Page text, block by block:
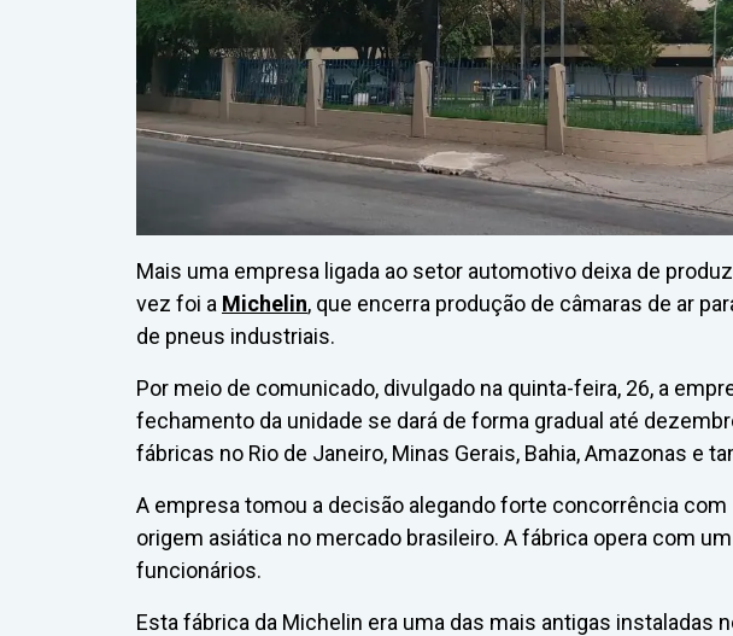
Mais uma empresa ligada ao setor automotivo deixa de
vez foi a Michelin, que encerra produção de câmaras de ar
de pneus industriais.
Por meio de comunicado, divulgado na quinta-feira, 26, a
fechamento da unidade se dará de forma gradual até
fábricas no Rio de Janeiro, Minas Gerais, Bahia, Amazonas e
A empresa tomou a decisão alegando forte concorrência
origem asiática no mercado brasileiro. A fábrica opera com
funcionários.
Esta fábrica da Michelin era uma das mais antigas instaladas